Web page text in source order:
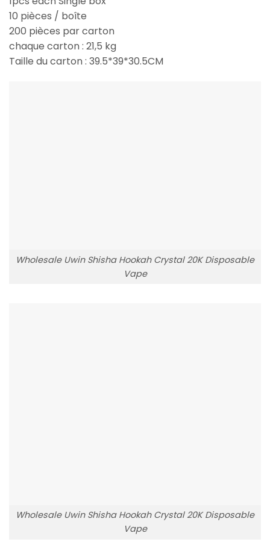
10 pièces / boîte
200 pièces par carton
chaque carton : 21,5 kg
Taille du carton : 39.5*39*30.5CM
Wholesale Uwin Shisha Hookah Crystal 20K Disposable
Vape
Wholesale Uwin Shisha Hookah Crystal 20K Disposable
Vape